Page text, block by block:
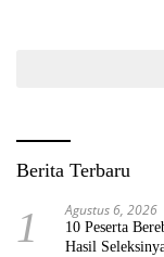
Berita Terbaru
1 Agustus 6, 2026
10 Peserta
Hasil